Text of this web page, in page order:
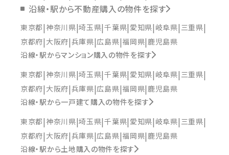
沿線・駅から不動産購入の物件を探す
東京都 神奈川県 埼玉県 千葉県 愛知県 岐阜県 三重県
京都府 大阪府 兵庫県 広島県 福岡県 鹿児島県
沿線・駅からマンション購入の物件を探す
東京都 神奈川県 埼玉県 千葉県 愛知県 岐阜県 三重県
京都府 大阪府 兵庫県 広島県 福岡県 鹿児島県
沿線・駅から一戸建て購入の物件を探す
東京都 神奈川県 埼玉県 千葉県 愛知県 岐阜県 三重県
京都府 大阪府 兵庫県 広島県 福岡県 鹿児島県
沿線・駅から土地購入の物件を探す